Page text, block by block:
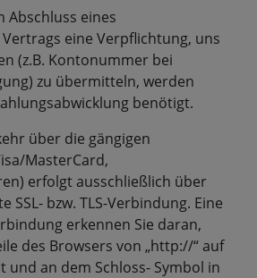
Abschluss eines
eine Verpflichtung, uns
(z.B. Kontonummer bei
zu übermitteln, werden
benötigt.
über die gängigen
MasterCard,
erfolgt ausschließlich über
SSL- bzw. TLS-Verbindung. Eine
erkennen Sie daran,
des Browsers von „http://“ auf
und an dem Schloss- Symbol in